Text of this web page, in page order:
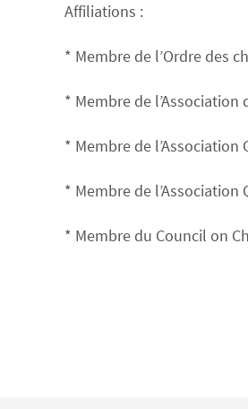
Affiliations :
* Membre de l’Ordre des
* Membre de
* Membre de
* Membre de
* Membre du Council on